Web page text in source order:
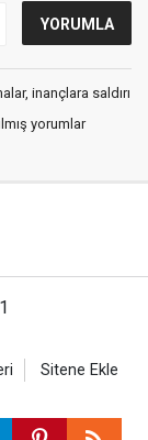
inançlara saldırı
yorumlar
Sitene Ekle